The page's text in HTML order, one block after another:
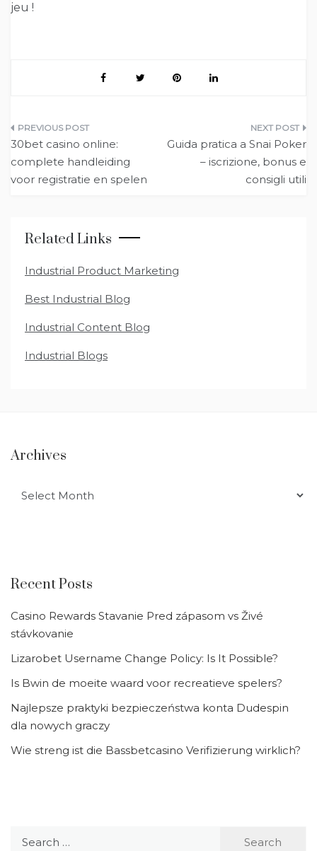
jeu !
Post
navigation
30bet casino online:
complete handleiding
voor registratie en spelen
Guida pratica a Snai Poker
– iscrizione, bonus e
consigli utili
Related Links
Industrial Product Marketing
Best Industrial Blog
Industrial Content Blog
Industrial Blogs
Archives
Recent Posts
Casino Rewards Stavanie Pred zápasom vs Živé
stávkovanie
Lizarobet Username Change Policy: Is It Possible?
Is Bwin de moeite waard voor recreatieve spelers?
Najlepsze praktyki bezpieczeństwa konta Dudespin
dla nowych graczy
Wie streng ist die Bassbetcasino Verifizierung wirklich?